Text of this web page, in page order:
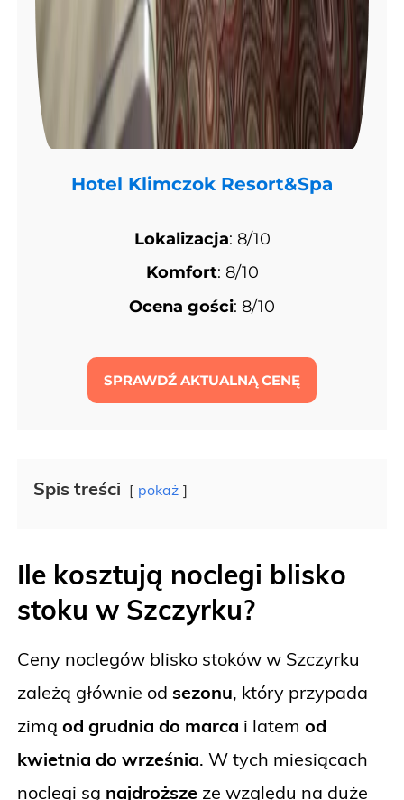
Hotel Klimczok Resort&Spa
Lokalizacja: 8/10
Komfort: 8/10
Ocena gości: 8/10
SPRAWDŹ AKTUALNĄ CENĘ
Spis treści pokaż
Ile kosztują noclegi blisko
stoku w Szczyrku?
Ceny noclegów blisko stoków w Szczyrku
zależą głównie od sezonu, który przypada
zimą od grudnia do marca i latem od
kwietnia do września. W tych miesiącach
noclegi są najdroższe ze względu na duże